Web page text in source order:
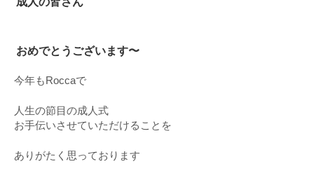
おめでとうございます〜
今年もRoccaで
人生の節目の成人式
お手伝いさせていただけることを
ありがたく思っております